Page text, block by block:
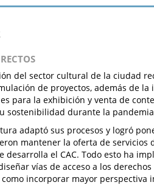
del sector cultural de la ciudad
de proyectos, además de
para la exhibición y venta de
sostenibilidad durante la
adaptó sus procesos y logró
mantener la oferta de
desarrolla el CAC. Todo esto ha
vías de acceso a los
incorporar mayor perspectiva